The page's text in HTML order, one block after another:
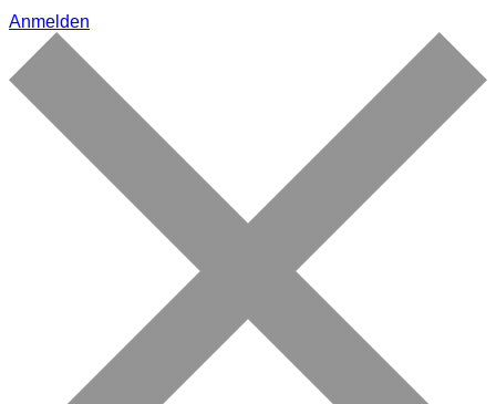
Anmelden